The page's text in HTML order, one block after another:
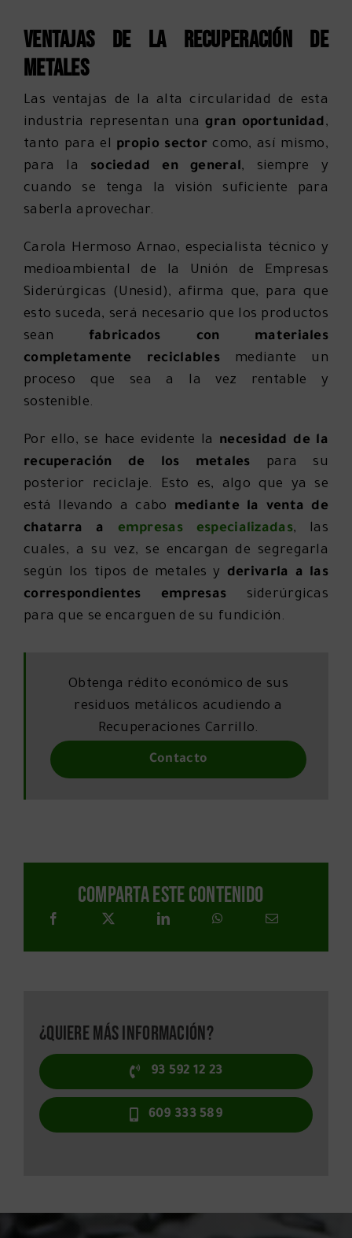
Ventajas de la recuperación de
metales
Las ventajas de la alta circularidad de esta
industria representan unagran oportunidad,
tanto para el propio sectorcomo, así mismo,
para la sociedad en general, siempre y
cuando se tenga la visión suficiente para
saberla aprovechar.
Carola Hermoso Arnao, especialista técnico y
medioambiental de la Unión de Empresas
Siderúrgicas (Unesid), afirma que, para que
esto suceda, será necesario que los productos
sean fabricados con materiales
completamente reciclablesmediante un
proceso que sea a la vez rentable y
sostenible.
Por ello, se hace evidente la necesidad de la
recuperación de los metales para su
posterior reciclaje. Esto es, algo que ya se
está llevando a cabo mediante la venta de
chatarra a
empresas especializadas, las
cuales, a su vez, se encargan de segregarla
según los tipos de metales y derivarla a las
correspondientes empresas siderúrgicas
para que se encarguen de su fundición.
Obtenga rédito económico de sus
residuos metálicos acudiendo a
Recuperaciones Carrillo.
Contacto
Comparta este contenido
¿Quiere más información?
93 592 12 23
609 333 589